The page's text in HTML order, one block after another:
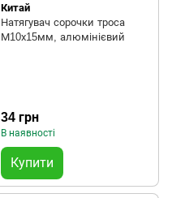
Китай
Натягувач сорочки троса
М10х15мм, алюмінієвий
34 грн
В наявності
Купити